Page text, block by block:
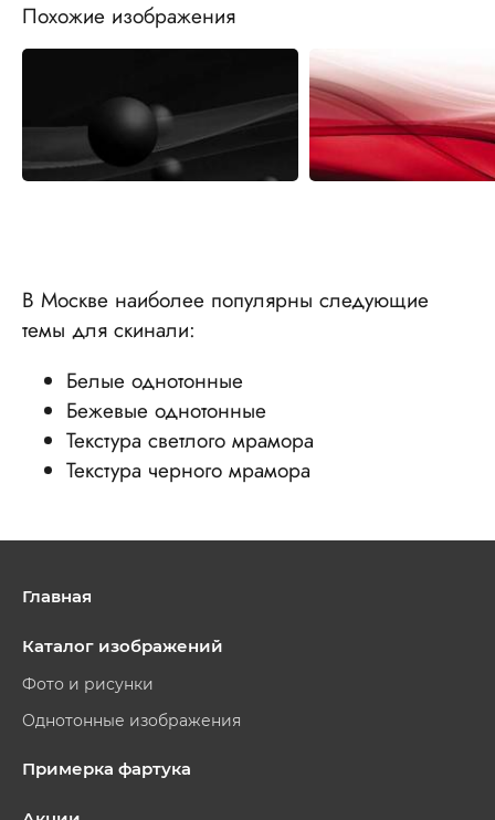
Похожие изображения
В Москве наиболее популярны следующие
темы для скинали:
Белые однотонные
Бежевые однотонные
Текстура светлого мрамора
Текстура черного мрамора
Главная
Каталог изображений
Фото и рисунки
Однотонные изображения
Примерка фартука